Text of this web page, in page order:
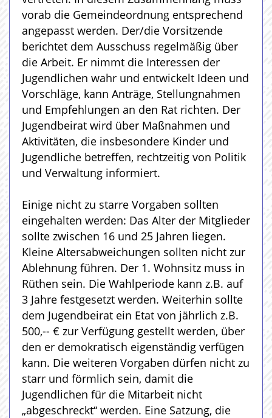
vorab die Gemeindeordnung entsprechend
angepasst werden. Der/die Vorsitzende
berichtet dem Ausschuss regelmäßig über
die Arbeit. Er nimmt die Interessen der
Jugendlichen wahr und entwickelt Ideen und
Vorschläge, kann Anträge, Stellungnahmen
und Empfehlungen an den Rat richten. Der
Jugendbeirat wird über Maßnahmen und
Aktivitäten, die insbesondere Kinder und
Jugendliche betreffen, rechtzeitig von Politik
und Verwaltung informiert.
Einige nicht zu starre Vorgaben sollten
eingehalten werden: Das Alter der Mitglieder
sollte zwischen 16 und 25 Jahren liegen.
Kleine Altersabweichungen sollten nicht zur
Ablehnung führen. Der 1. Wohnsitz muss in
Rüthen sein. Die Wahlperiode kann z.B. auf
3 Jahre festgesetzt werden. Weiterhin sollte
dem Jugendbeirat ein Etat von jährlich z.B.
500,-- € zur Verfügung gestellt werden, über
den er demokratisch eigenständig verfügen
kann. Die weiteren Vorgaben dürfen nicht zu
starr und förmlich sein, damit die
Jugendlichen für die Mitarbeit nicht
„abgeschreckt“ werden. Eine Satzung, die